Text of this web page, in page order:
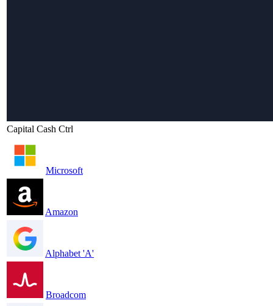
Capital Cash Ctrl
Microsoft
Amazon
Alphabet 'A'
Broadcom